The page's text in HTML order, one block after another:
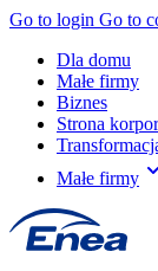
Go to login Go to
Dla domu
Małe firmy
Biznes
Strona
Małe firmy